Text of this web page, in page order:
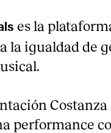
es la
la igualdad de
performance